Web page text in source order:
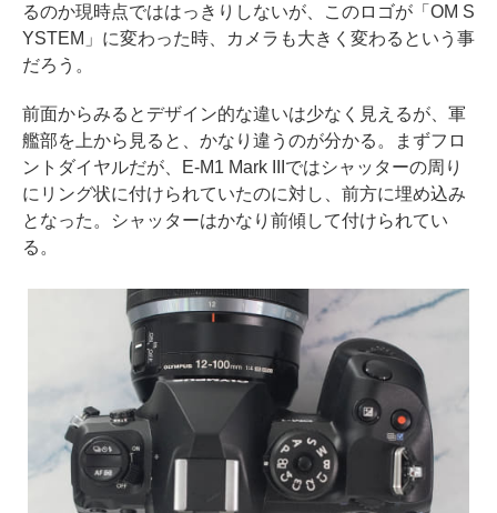
るのか現時点でははっきりしないが、このロゴが「OM S
YSTEM」に変わった時、カメラも大きく変わるという事
だろう。
前面からみるとデザイン的な違いは少なく見えるが、軍
艦部を上から見ると、かなり違うのが分かる。まずフロ
ントダイヤルだが、E-M1 Mark IIIではシャッターの周り
にリング状に付けられていたのに対し、前方に埋め込み
となった。シャッターはかなり前傾して付けられてい
る。